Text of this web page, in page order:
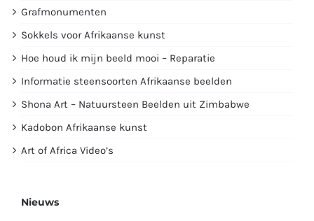
Grafmonumenten
Sokkels voor Afrikaanse kunst
Hoe houd ik mijn beeld mooi – Reparatie
Informatie steensoorten Afrikaanse beelden
Shona Art – Natuursteen Beelden uit Zimbabwe
Kadobon Afrikaanse kunst
Art of Africa Video’s
Nieuws